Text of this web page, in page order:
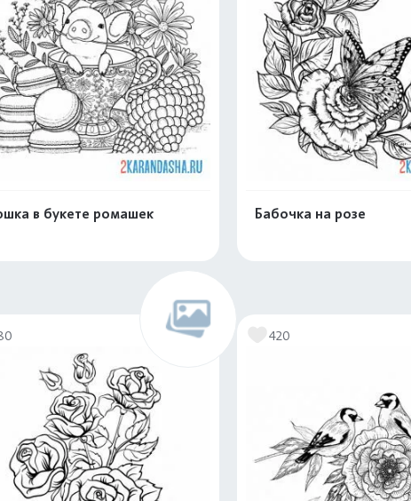
в букете ромашек Бабочка на розе
420